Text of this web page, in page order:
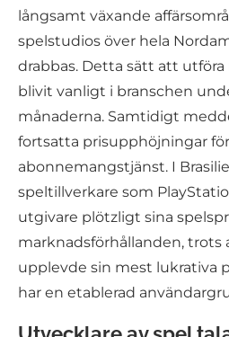
långsamt växande
spelstudios över hela
drabbas. Detta sätt att utföra
blivit vanligt i branschen
månaderna. Samtidigt
fortsatta prisupphöjningar för
abonnemangstjänst. I
speltillverkare som
utgivare plötzligt sina
marknadsförhållanden,
upplevde sin mest lukrativa
har en etablerad